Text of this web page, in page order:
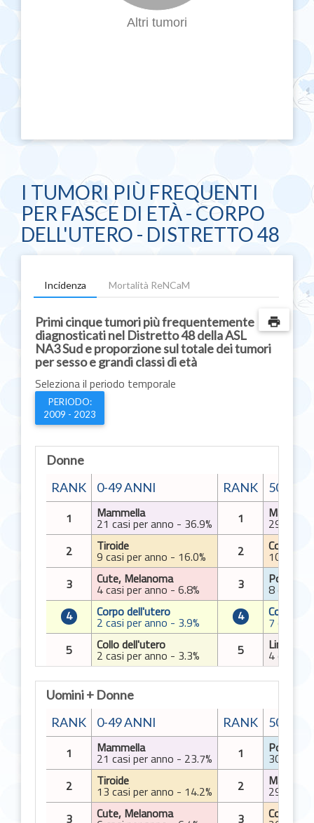
Altri tumori
I TUMORI PIÙ FREQUENTI
PER FASCE DI ETÀ - CORPO
DELL'UTERO - DISTRETTO 48
Incidenza Mortalità ReNCaM
print
Primi cinque tumori più frequentemente
diagnosticati nel Distretto 48 della ASL
NA3 Sud e proporzione sul totale dei tumori
per sesso e grandi classi di età
Seleziona il periodo temporale
PERIODO:
2009 - 2023
Donne
RANK
0-49 ANNI RANK 50-69
1 Mammella
21 casi per anno - 36.9% 1
29 casi
2
Tiroide
9 casi per anno - 16.0% 2 Colon,
10 casi
3
Cute, Melanoma
4 casi per anno - 6.8% 3 Polmone
8 casi
4
Corpo dell'utero
2 casi per anno - 3.9% 4 Corpo
7 casi
5
Collo dell'utero
2 casi per anno - 3.3% 5 Linfoma
4 casi
Uomini + Donne
RANK
0-49 ANNI RANK 50-69
1 Mammella
21 casi per anno - 23.7% 1 Polmone
30 casi
2
Tiroide
13 casi per anno - 14.2% 2
29 casi
3
Cute, Melanoma 3 Colon,